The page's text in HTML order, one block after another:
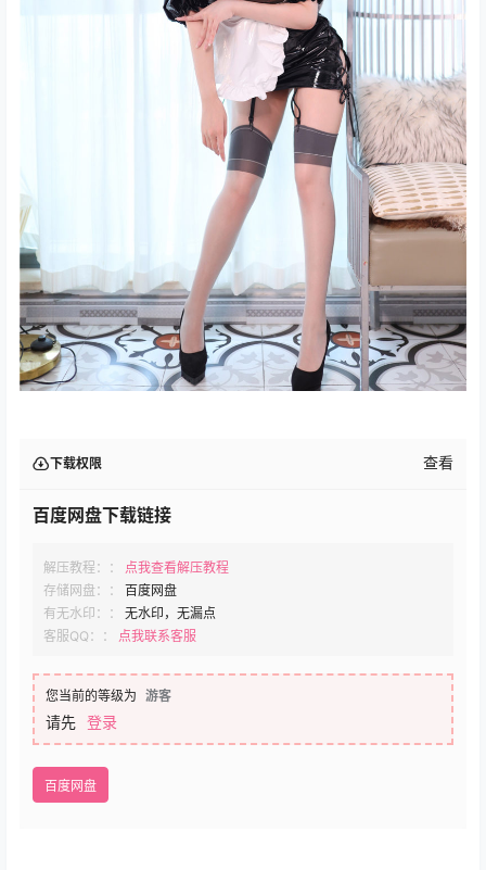
下载权限 查看
百度网盘下载链接
解压教程：：
点我查看解压教程
存储网盘：：
百度网盘
有无水印：：
无水印，无漏点
客服QQ：：
点我联系客服
您当前的等级为 游客
请先 登录
百度网盘